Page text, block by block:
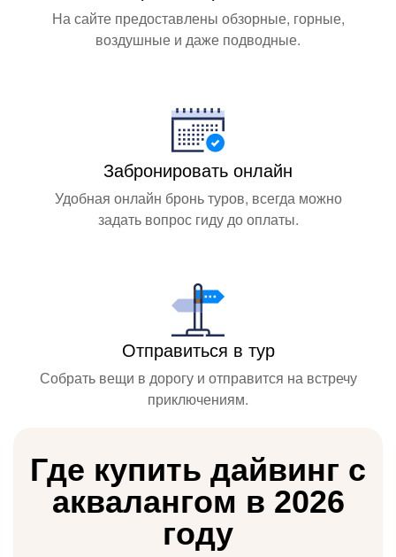
На сайте предоставлены обзорные, горные,
воздушные и даже подводные.
Забронировать онлайн
Удобная онлайн бронь туров, всегда можно
задать вопрос гиду до оплаты.
Отправиться в тур
Собрать вещи в дорогу и отправится на встречу
приключениям.
Где купить дайвинг с
аквалангом в 2026
году